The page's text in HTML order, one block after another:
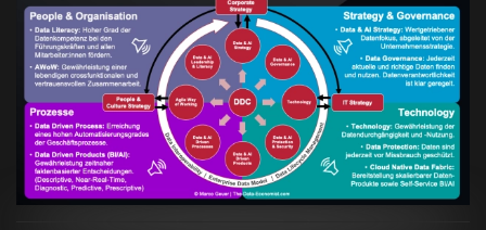
Artikel:Kennst Du schon die "Head Phone
Data Driven Strategy"?
VIEW